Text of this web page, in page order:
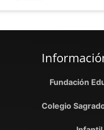
Fundación
Colegio